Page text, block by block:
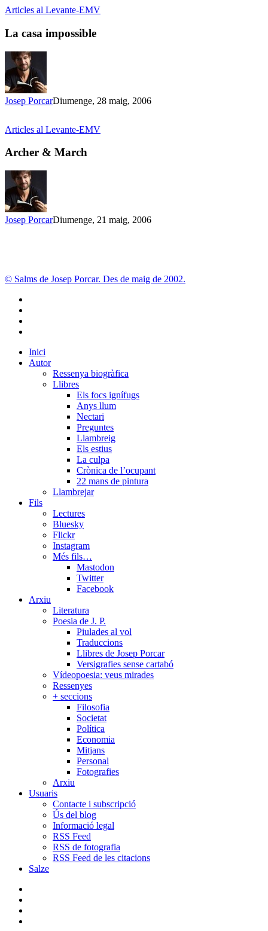
Articles al Levante-EMV
La casa impossible
Josep PorcarDiumenge, 28 maig, 2006
Articles al Levante-EMV
Archer & March
Josep PorcarDiumenge, 21 maig, 2006
© Salms de Josep Porcar. Des de maig de 2002.
Close
Menu
Inici
Autor
Ressenya biogràfica
Llibres
Els focs ignífugs
Anys llum
Nectari
Preguntes
Llambreig
Els estius
La culpa
Crònica de l’ocupant
22 mans de pintura
Llambrejar
Fils
Lectures
Bluesky
Flickr
Instagram
Més fils…
Mastodon
Twitter
Facebook
Arxiu
Literatura
Poesia de J. P.
Piulades al vol
Traduccions
Llibres de Josep Porcar
Versigrafies sense cartabó
Vídeopoesia: veus mirades
Ressenyes
+ seccions
Filosofia
Societat
Política
Economia
Mitjans
Personal
Fotografies
Arxiu
Usuaris
Contacte i subscripció
Ús del blog
Informació legal
RSS Feed
RSS de fotografia
RSS Feed de les citacions
Salze